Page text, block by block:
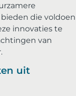
die voldoen
innovaties te
van
uit